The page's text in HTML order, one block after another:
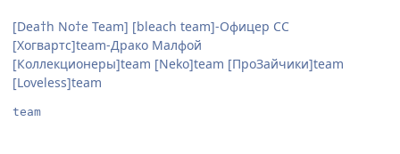
[Dea†h No†e Team] [bleach team]-Офицер СС
[Хогвартс]team-Драко Малфой
[Коллекционеры]team [Neko]team [ПроЗайчики]team
[Loveless]team
team